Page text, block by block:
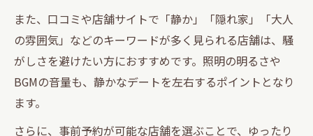
落ち着いた雰囲気で自然に心が近づくシー
シャ
隠れ家シーシャが初デートにもおすすめな
理由
また、口コミや店舗サイトで「静か」「隠れ家」「大人
の雰囲気」などのキーワードが多く見られる店舗は、騒
がしさを避けたい方におすすめです。照明の明るさや
BGMの音量も、静かなデートを左右するポイントとなり
ます。
さらに、事前予約が可能な店舗を選ぶことで、ゆったり